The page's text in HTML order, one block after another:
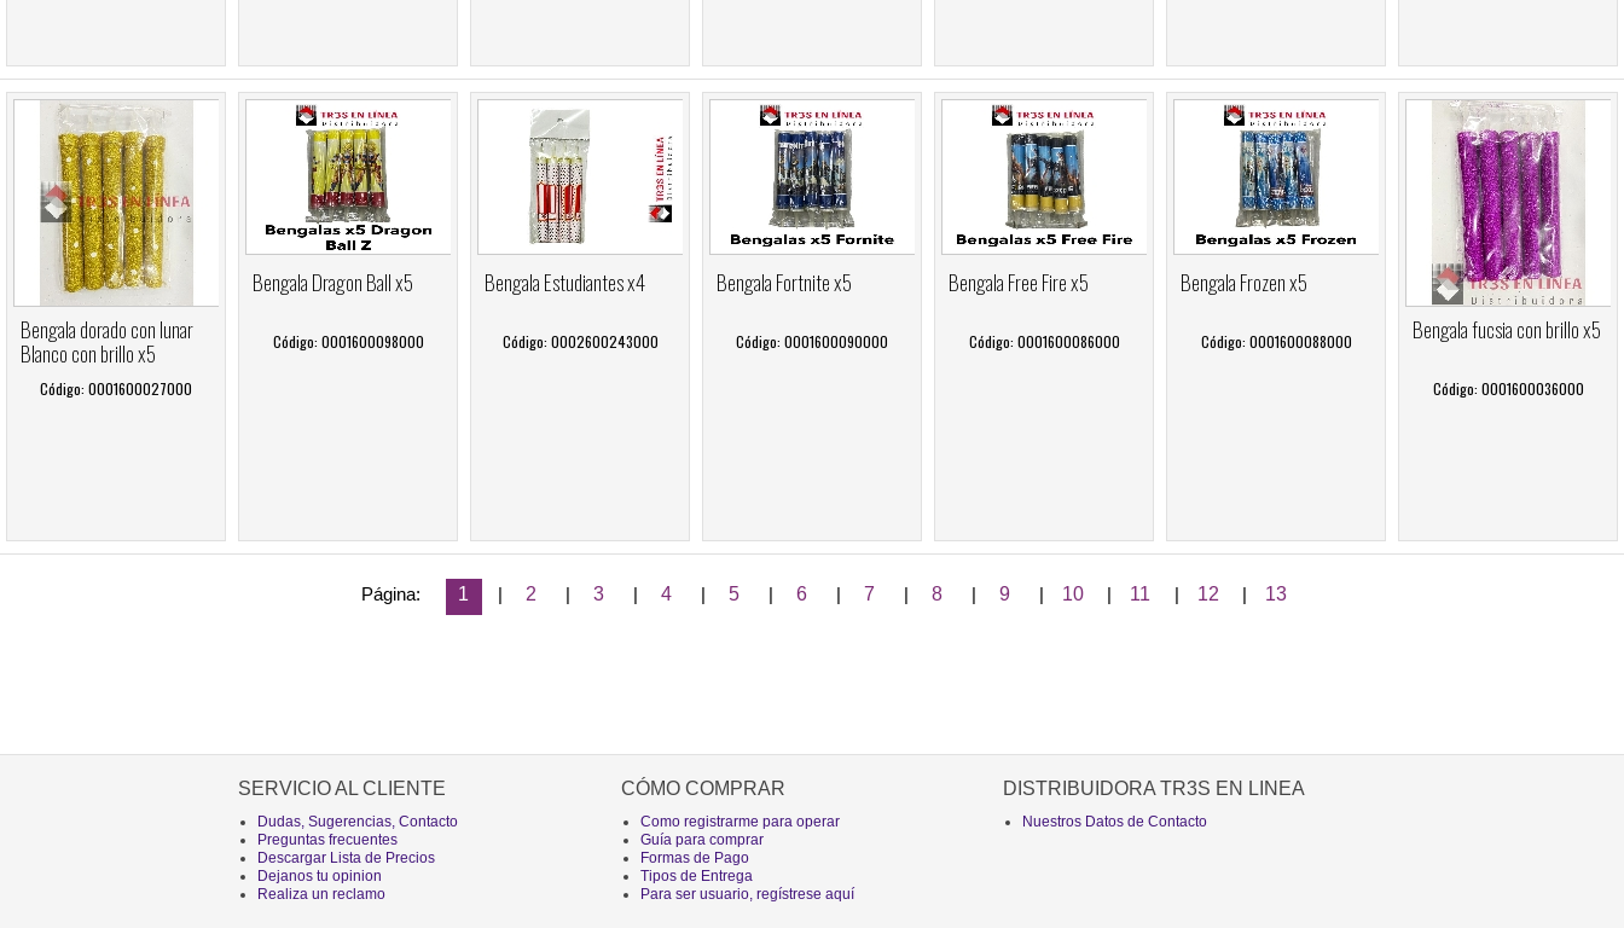
Bengala dorado con lunar
Blanco con brillo x5
Código: 0001600027000
Bengala Dragon Ball x5
Código: 0001600098000
Bengala Estudiantes x4
Código: 0002600243000
Bengala Fortnite x5
Código: 0001600090000
Bengala Free Fire x5
Código: 0001600086000
Bengala Frozen x5
Código: 0001600088000 Bengala fucsia con brillo x5
Código: 0001600036000
Página: 1 | 2 | 3 | 4 | 5 | 6 | 7 | 8 | 9 | 10 | 11 | 12 | 13
SERVICIO AL CLIENTE
Dudas, Sugerencias, Contacto
Preguntas frecuentes
Descargar Lista de Precios
Dejanos tu opinion
Realiza un reclamo
CÓMO COMPRAR
Como registrarme para operar
Guía para comprar
Formas de Pago
Tipos de Entrega
Para ser usuario, regístrese aquí
DISTRIBUIDORA TR3S EN LINEA
Nuestros Datos de Contacto